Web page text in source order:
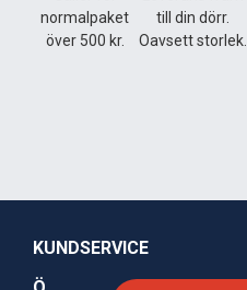
normalpaket
över 500 kr.
till din dörr.
Oavsett storlek.
KUNDSERVICE